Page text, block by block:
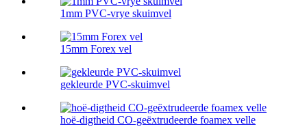
1mm PVC-vrye skuimvel
15mm Forex vel
gekleurde PVC-skuimvel
hoë-digtheid CO-geëxtrudeerde foamex velle